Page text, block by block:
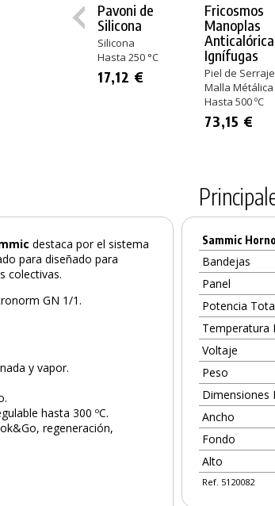
Pavoni de
Silicona
Silicona
Hasta 250 °C
17,12 €
Fricosmos
Manoplas
Ignífugas
Piel de
Malla Métálica
Hasta 500 ºC
73,15 €
destaca por el sistema
para diseñado para
colectivas.
GN 1/1.
y vapor.
hasta 300 ºC.
regeneración,
Sammic
Bandejas
Panel
Potencia
Temperatura
Voltaje
Peso
Dimensiones
Ancho
Fondo
Alto
Ref. 5120082